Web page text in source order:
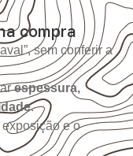
compra
sem conferir a
espessura,
.
e o